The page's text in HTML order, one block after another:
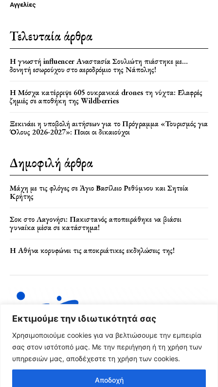
Εκτιμούμε την ιδιωτικότητά σας
Χρησιμοποιούμε cookies για να βελτιώσουμε την εμπειρία
σας στον ιστότοπό μας. Με την περιήγηση ή τη χρήση των
υπηρεσιών μας, αποδέχεστε τη χρήση των cookies.
Αποδοχή
Αγγελίες
Τελευταία άρθρα
Η γνωστή influencer Αναστασία Σουλιώτη πιάστηκε με…
δονητή εσωρούχου στο αεροδρόμιο της Νάπολης!
Η Μόσχα κατέρριψε 605 ουκρανικά drones τη νύχτα: Ελαφρές
ζημιές σε αποθήκη της Wildberries
Ξεκινάει η υποβολή αιτήσεων για το Πρόγραμμα «Τουρισμός για
Όλους 2026-2027»: Ποιοι οι δικαιούχοι
Δημοφιλή άρθρα
Μάχη με τις φλόγες σε Άγιο Βασίλειο Ρεθύμνου και Σητεία
Κρήτης
Σοκ στο Λαγονήσι: Πακιστανός αποπειράθηκε να βιάσει
γυναίκα μέσα σε κατάστημα!
Η Αθήνα κορυφώνει τις αποκριάτικες εκδηλώσεις της!
Όροι Χρήσης & Πολιτική Απορρήτου